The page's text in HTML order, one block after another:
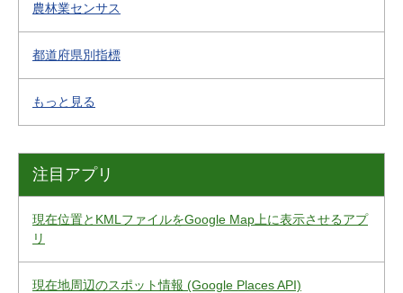
農林業センサス
都道府県別指標
もっと見る
注目アプリ
現在位置とKMLファイルをGoogle Map上に表示させるアプ
リ
現在地周辺のスポット情報 (Google Places API)